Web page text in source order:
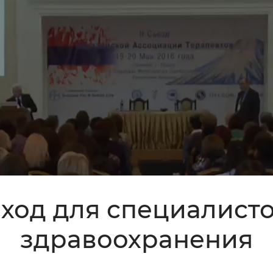
для
здравоохранения